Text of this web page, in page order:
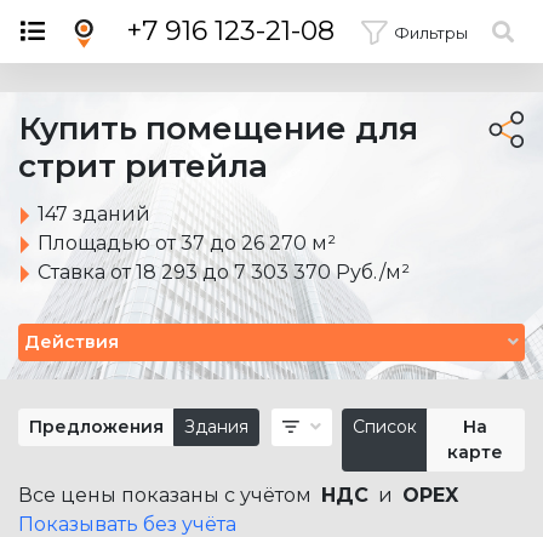
+7 916 123-21-08 Фильтры
×
Купить помещение для
стрит ритейла
147 зданий
Площадью от 37 до 26 270 м²
Ставка от 18 293 до 7 303 370 Руб./м²
Действия
Предложения Здания Список
На
карте
Все цены показаны с учётом НДС и OPEX
Показывать без учёта